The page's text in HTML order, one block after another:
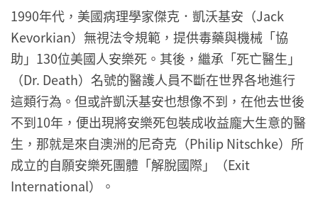
1990年代，美國病理學家傑克．凱沃基安（Jack
Kevorkian）無視法令規範，提供毒藥與機械「協
助」130位美國人安樂死。其後，繼承「死亡醫生」
（Dr. Death）名號的醫護人員不斷在世界各地進行
這類行為。但或許凱沃基安也想像不到，在他去世後
不到10年，便出現將安樂死包裝成收益龐大生意的醫
生，那就是來自澳洲的尼奇克（Philip Nitschke）所
成立的自願安樂死團體「解脫國際」（Exit
International）。